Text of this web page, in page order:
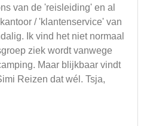
van de 'reisleiding' en al
/ 'klantenservice' van
Ik vind het niet normaal
ziek wordt vanwege
Maar blijkbaar vindt
Reizen dat wél. Tsja,